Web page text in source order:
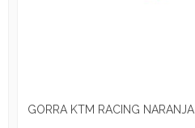
GORRA KTM RACING NARANJA